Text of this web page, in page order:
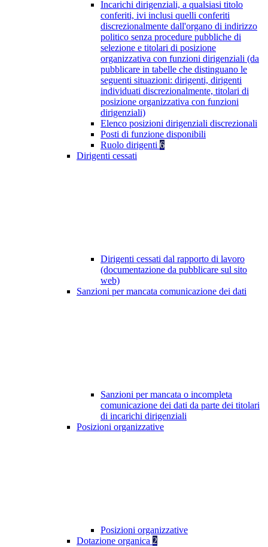
Incarichi dirigenziali, a qualsiasi titolo
conferiti, ivi inclusi quelli conferiti
discrezionalmente dall'organo di indirizzo
politico senza procedure pubbliche di
selezione e titolari di posizione
organizzativa con funzioni dirigenziali (da
pubblicare in tabelle che distinguano le
seguenti situazioni: dirigenti, dirigenti
individuati discrezionalmente, titolari di
posizione organizzativa con funzioni
dirigenziali)
Elenco posizioni dirigenziali discrezionali
Posti di funzione disponibili
Ruolo dirigenti 6
Dirigenti cessati
Dirigenti cessati dal rapporto di lavoro
(documentazione da pubblicare sul sito
web)
Sanzioni per mancata comunicazione dei dati
Sanzioni per mancata o incompleta
comunicazione dei dati da parte dei titolari
di incarichi dirigenziali
Posizioni organizzative
Posizioni organizzative
Dotazione organica 2